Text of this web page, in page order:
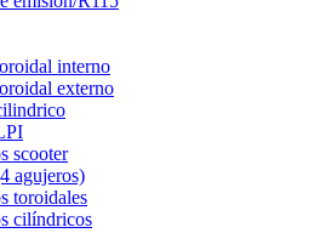
interno
externo
scooter
agujeros)
toroidales
cilíndricos